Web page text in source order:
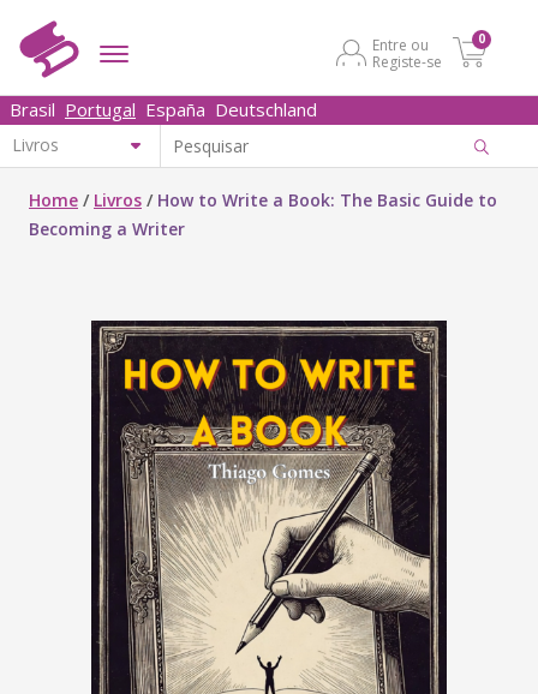
Entre ou
Registe-se
0
Brasil Portugal España Deutschland
Home / Livros / How to Write a Book: The Basic Guide to
Becoming a Writer